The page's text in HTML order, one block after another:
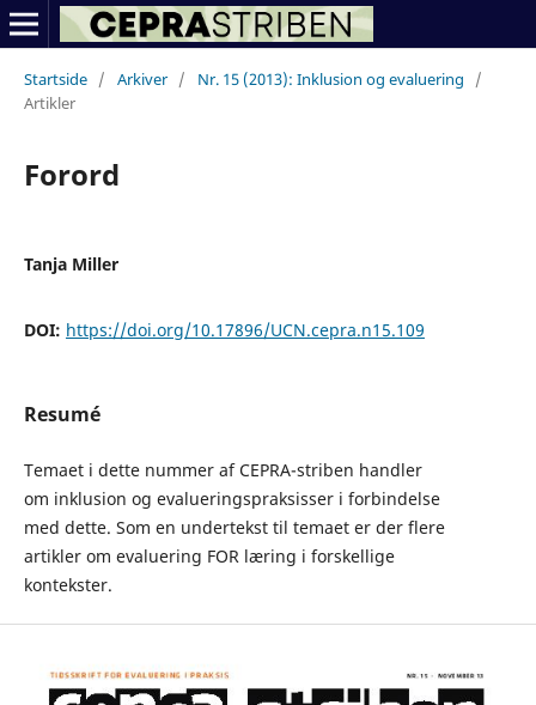
Startside / Arkiver / Nr. 15 (2013): Inklusion og evaluering
/
Artikler
Forord
Tanja Miller
DOI: https://doi.org/10.17896/UCN.cepra.n15.109
Resumé
Temaet i dette nummer af CEPRA-striben handler
om inklusion og evalueringspraksisser i forbindelse
med dette. Som en undertekst til temaet er der flere
artikler om evaluering FOR læring i forskellige
kontekster.